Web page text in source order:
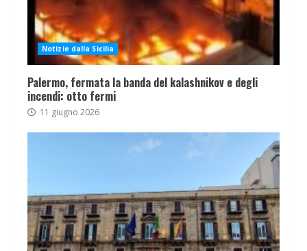
Notizie dalla Sicilia
Palermo, fermata la banda del kalashnikov e degli
incendi: otto fermi
11 giugno 2026